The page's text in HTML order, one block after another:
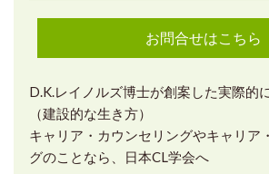
お問合せはこちら
D.K.レイノルズ博士が創案した実際的
（建設的な生き方）
キャリア・カウンセリングやキャリア
グのことなら、日本CL学会へ